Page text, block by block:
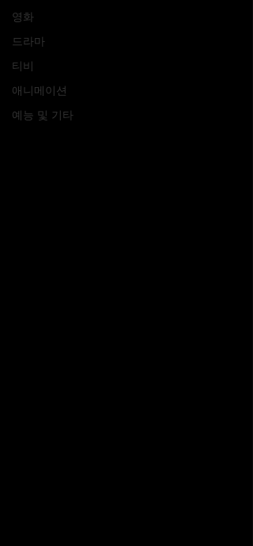
영화
드라마
티비
애니메이션
예능 및 기타